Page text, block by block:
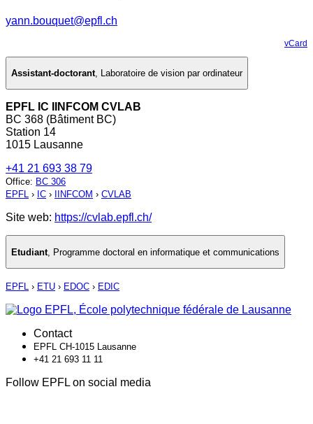
yann.bouquet@epfl.ch
vCard
Assistant-doctorant, Laboratoire de vision par ordinateur
EPFL IC IINFCOM CVLAB
BC 368 (Bâtiment BC)
Station 14
1015 Lausanne
+41 21 693 38 79
Office: BC 306
EPFL › IC › IINFCOM › CVLAB
Site web: https://cvlab.epfl.ch/
Etudiant Programme doctoral en informatique et communications
EPFL › ETU › EDOC › EDIC
Contact
EPFL CH-1015 Lausanne
+41 21 693 11 11
Follow EPFL on social media